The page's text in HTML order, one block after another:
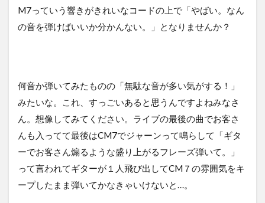
M7っていう響きがきれいなコードの上で「やばい。なん
の音を弾けばいいか分かんない。」となりませんか？
何音か弾いてみたものの「無駄な音が多い気がする！」
みたいな。これ、すっごいあると思うんですよねみなさ
ん。想像してみてください。ライブの最後の曲でお客さ
んも入ってて最後はCM7でジャーンって鳴らして「ギタ
ーでお客さん煽るような盛り上がるフレーズ弾いて。」
って言われてギターが１人飛び出してCM７の雰囲気をキ
ープしたまま弾いてかなきゃいけないと…。